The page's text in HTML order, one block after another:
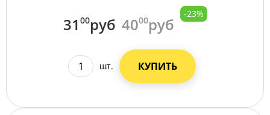
31 00руб 4000руб
-23%
шт. КУПИТЬ